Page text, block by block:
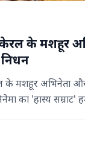
के मशहूर
के मशहूर अभिनेता
का 'हास्य सम्राट'